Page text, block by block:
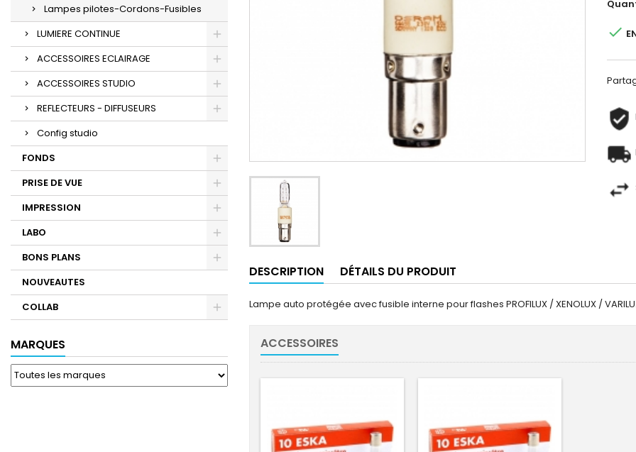
Lampes pilotes-Cordons-Fusibles
LUMIERE CONTINUE
ACCESSOIRES ECLAIRAGE
ACCESSOIRES STUDIO
REFLECTEURS - DIFFUSEURS
Config studio
FONDS
PRISE DE VUE
IMPRESSION
LABO
BONS PLANS
NOUVEAUTES
COLLAB
MARQUES

DESCRIPTION DÉTAILS DU PRODUIT
Lampe auto protégée avec fusible interne pour flashes PROFILUX / XENOLUX /
ACCESSOIRES